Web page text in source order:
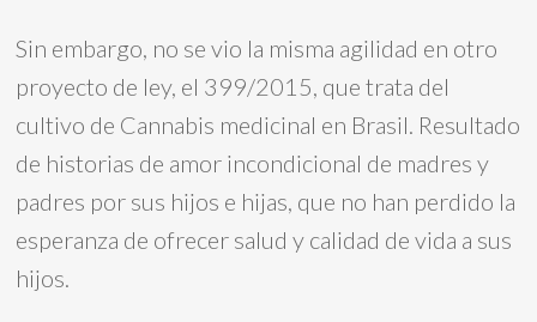
Sin embargo, no se vio la misma agilidad en otro
proyecto de ley, el 399/2015, que trata del
cultivo de Cannabis medicinal en Brasil. Resultado
de historias de amor incondicional de madres y
padres por sus hijos e hijas, que no han perdido la
esperanza de ofrecer salud y calidad de vida a sus
hijos.